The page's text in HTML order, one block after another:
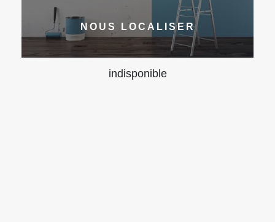
NOUS LOCALISER
indisponible